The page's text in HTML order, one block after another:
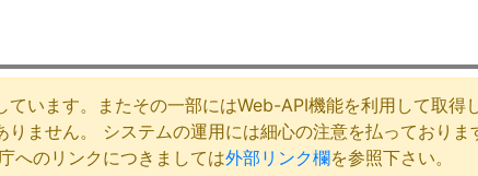
います。またその一部にはWeb-API機能を利用して取得
ません。 システムの運用には細心の注意を払っており
へのリンクにつきましては外部リンク欄を参照下さい。